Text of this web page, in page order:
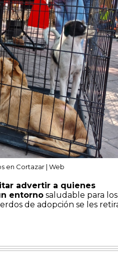
en Cortazar | Web
advertir a quienes
entorno saludable para los
de adopción se les